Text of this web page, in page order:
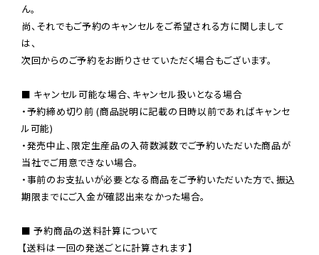
ん。
尚、それでもご予約のキャンセルをご希望される方に関しまして
は、
次回からのご予約をお断りさせていただく場合もございます。
■ キャンセル可能な場合、キャンセル扱いとなる場合
・予約締め切り前 (商品説明に記載の日時以前であればキャンセ
ル可能)
・発売中止、限定生産品の入荷数減数でご予約いただいた商品が
当社でご用意できない場合。
・事前のお支払いが必要となる商品をご予約いただいた方で、振込
期限までにご入金が確認出来なかった場合。
■ 予約商品の送料計算について
【送料は一回の発送ごとに計算されます】